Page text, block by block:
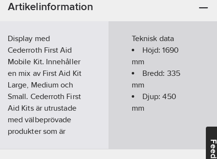
Artikelinformation
Display med
Cederroth First Aid
Mobile Kit. Innehåller
en mix av First Aid Kit
Large, Medium och
Small. Cederroth First
Aid Kits är utrustade
med välbeprövade
produkter som är
Teknisk data
Höjd:1690
mm
Bredd: 335
mm
Djup:450
mm